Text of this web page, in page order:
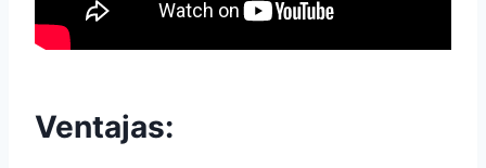
Ventajas: